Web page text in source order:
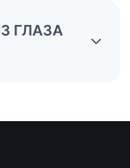
ГЛАЗА